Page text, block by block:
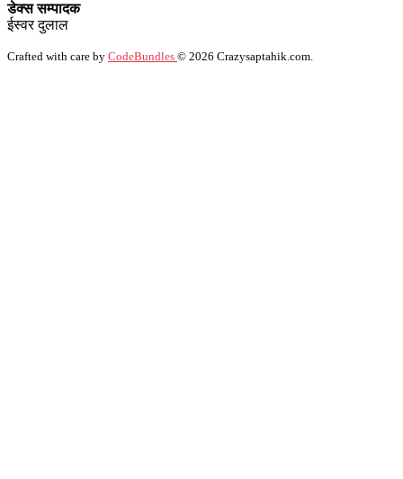
डेक्स सम्पादक
ईस्वर दुलाल
Crafted with care by CodeBundles © 2026 Crazysaptahik.com.